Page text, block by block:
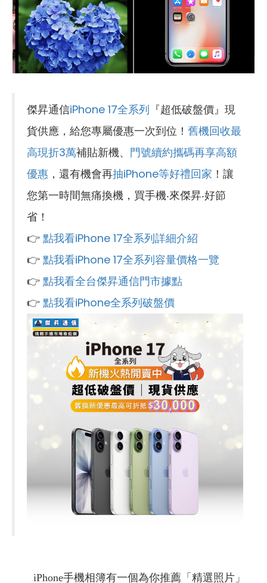
傑昇通信iPhone 17全系列 『超低破盤價』現
貨供應，給您專屬優惠一次到位！ 舊機回收最
高現折3萬補貼新機、 門號續約攜碼再享高額
優惠 ，還有機會再抽iPhone等好禮回家 ！讓
您第一時間無痛換機，買手機‧來傑昇‧好節
省！
👉 點我看iPhone 17全系列詳細介紹
👉 點我看iPhone 17全系列容量價格一覽
👉 點我看全台傑昇通信門市據點
👉 點我看iPhone全系列破盤價
iPhone手機相簿有一個為你推薦「精選照片」